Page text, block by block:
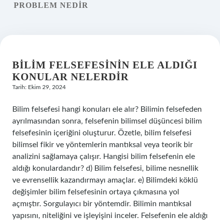
PROBLEM NEDIR
BILIM FELSEFESININ ELE ALDIĞI
KONULAR NELERDIR
Tarih: Ekim 29, 2024
Bilim felsefesi hangi konuları ele alır? Bilimin felsefeden
ayrılmasından sonra, felsefenin bilimsel düşüncesi bilim
felsefesinin içeriğini oluşturur. Özetle, bilim felsefesi
bilimsel fikir ve yöntemlerin mantıksal veya teorik bir
analizini sağlamaya çalışır. Hangisi bilim felsefenin ele
aldığı konulardandır? d) Bilim felsefesi, bilime nesnellik
ve evrensellik kazandırmayı amaçlar. e) Bilimdeki köklü
değişimler bilim felsefesinin ortaya çıkmasına yol
açmıştır. Sorgulayıcı bir yöntemdir. Bilimin mantıksal
yapısını, niteliğini ve işleyişini inceler. Felsefenin ele aldığı